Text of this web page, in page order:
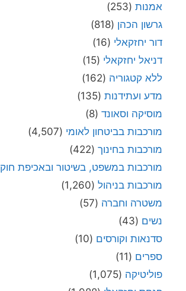
אמנות (253)
גרשון הכהן (818)
דור יחזקאלי (16)
דניאל יחזקאלי (15)
ללא קטגוריה (162)
מדע ועתידנות (135)
מוסיקה וסאונד (8)
מורכבות בביטחון לאומי (4,507)
מורכבות בחינוך (422)
מורכבות במשפט, בשיטור ובאכיפת חוק
מורכבות בניהול (1,260)
משטרה וחברה (57)
נשים (43)
סדנאות וקורסים (10)
ספרים (11)
פוליטיקה (1,075)